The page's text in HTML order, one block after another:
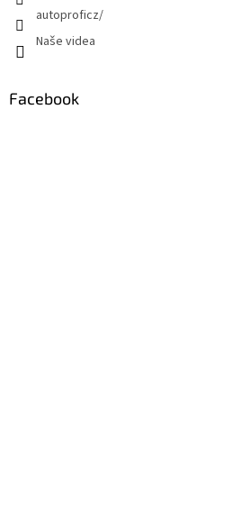
autoproficz/
Naše videa
Facebook